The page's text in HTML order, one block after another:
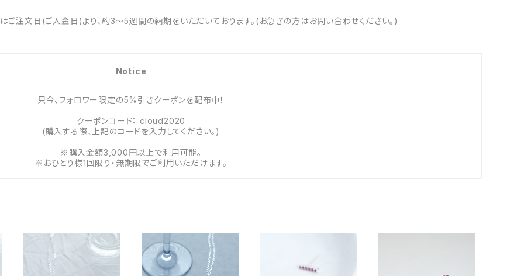
ご注文日(ご入金日)より、約3～5週間の納期をいただいております。(お急ぎの方はお問い合わせください。)
Notice
只今、フォロワー限定の5%引きクーポンを配布中！
クーポンコード： cloud2020
(購入する際、上記のコードを入力してください。)
※購入金額3,000円以上で利用可能。
※おひとり様1回限り・無期限でご利用いただけます。